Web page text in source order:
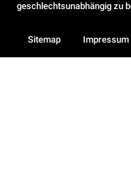
geschlechtsunabhängig zu
Sitemap Impressum